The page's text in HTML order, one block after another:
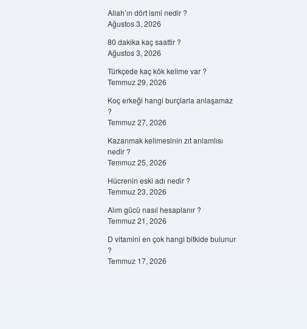
Allah’ın dört ismi nedir ?
Ağustos 3, 2026
80 dakika kaç saattir ?
Ağustos 3, 2026
Türkçede kaç kök kelime var ?
Temmuz 29, 2026
Koç erkeği hangi burçlarla anlaşamaz
?
Temmuz 27, 2026
Kazanmak kelimesinin zıt anlamlısı
nedir ?
Temmuz 25, 2026
Hücrenin eski adı nedir ?
Temmuz 23, 2026
Alım gücü nasıl hesaplanır ?
Temmuz 21, 2026
D vitamini en çok hangi bitkide bulunur
?
Temmuz 17, 2026